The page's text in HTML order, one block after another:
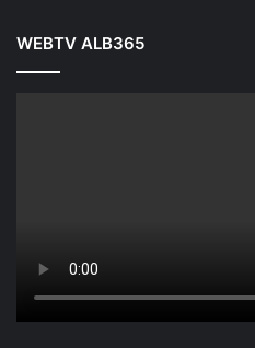
WEBTV ALB365